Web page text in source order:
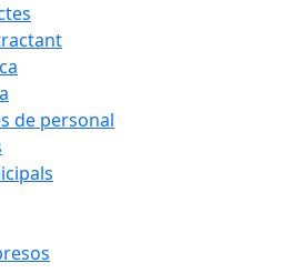
de personal